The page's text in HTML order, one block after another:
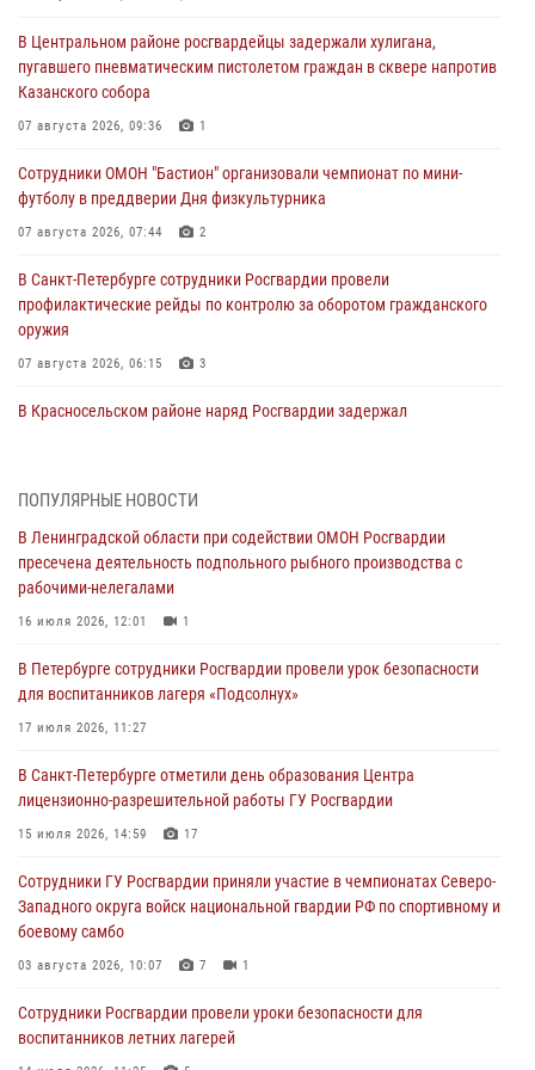
В Центральном районе росгвардейцы задержали хулигана,
пугавшего пневматическим пистолетом граждан в сквере напротив
Казанского собора
07 августа 2026, 09:36 1
Сотрудники ОМОН "Бастион" организовали чемпионат по мини-
футболу в преддверии Дня физкультурника
07 августа 2026, 07:44 2
В Санкт-Петербурге сотрудники Росгвардии провели
профилактические рейды по контролю за оборотом гражданского
оружия
07 августа 2026, 06:15 3
В Красносельском районе наряд Росгвардии задержал
06 августа 2026, 13:39 1
В Центральном районе росгвардейцы оперативно задержали
хулигана, стрелявшего из пускового устройства рядом с жилыми
домами
06 августа 2026, 11:36
Сотрудники и военнослужащие Росгвардии обеспечили
правопорядок при проведении матча "Зенит" - "Балтика"
06 августа 2026, 07:30
В Выборгском районе наряд Росгвардии обнаружил
разыскиваемый преступный автотранспорт
05 августа 2026, 12:25 2
Петербургские росгвардейцы обнаружили объявленный в розыск
автомобиль, ранее использовавшийся при совершении кражи в
Ленобласти
04 августа 2026, 14:05
ПОПУЛЯРНЫЕ НОВОСТИ
В Ленинградской области при содействии ОМОН Росгвардии
пресечена деятельность подпольного рыбного производства с
рабочими-нелегалами
16 июля 2026, 12:01 1
В Петербурге сотрудники Росгвардии провели урок безопасности
для воспитанников лагеря «Подсолнух»
17 июля 2026, 11:27
В Санкт-Петербурге отметили день образования Центра
лицензионно-разрешительной работы ГУ Росгвардии
15 июля 2026, 14:59 17
Сотрудники ГУ Росгвардии приняли участие в чемпионатах Северо-
Западного округа войск национальной гвардии РФ по спортивному и
боевому самбо
03 августа 2026, 10:07 7 1
Сотрудники Росгвардии провели уроки безопасности для
воспитанников летних лагерей